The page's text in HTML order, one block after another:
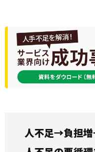
人不足→負担